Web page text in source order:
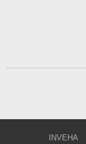
INVEHA